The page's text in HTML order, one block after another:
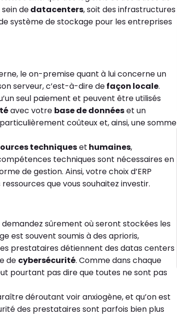
dedatacenters, soit des infrastructures
système de stockage pour les entreprises
le on-premise quant à lui concerne un
serveur, c’est-à-dire defaçon locale.
seul paiement et peuvent être utilisés
avec votre base de donnéeset un
coûteux et, ainsi, une somme
techniqueset humaines,
techniques sont nécessaires en
de gestion. Ainsi, votre choix d’ERP
que vous souhaitez investir.
demandez sûrement où seront stockées les
est souvent soumis à des aprioris,
prestataires détiennent des datas centers
de cybersécurité. Comme dans chaque
pourtant pas dire que toutes ne sont pas
déroutant voir anxiogène, et qu’on est
des prestataires sont parfois bien plus